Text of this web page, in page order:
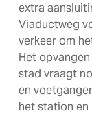
extra
Viaductweg
verkeer om
Het
stad vraagt
en
het station en